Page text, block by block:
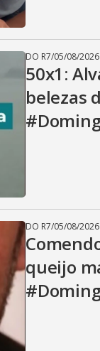
DO R7/05/08/2026
50x1:
belezas
DO R7/05/08/2026
queijo